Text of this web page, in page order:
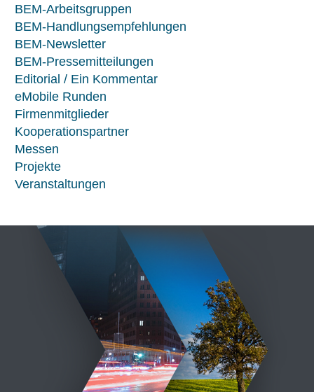
BEM-Arbeitsgruppen
BEM-Handlungsempfehlungen
BEM-Newsletter
BEM-Pressemitteilungen
Editorial / Ein Kommentar
eMobile Runden
Firmenmitglieder
Kooperationspartner
Messen
Projekte
Veranstaltungen